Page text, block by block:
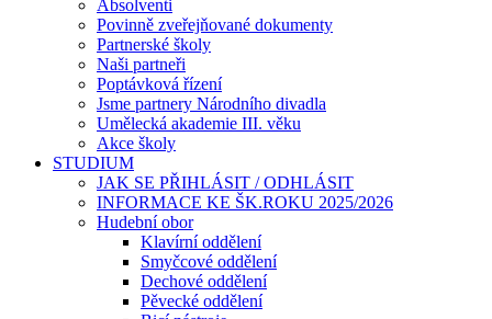
Absolventi
Povinně zveřejňované dokumenty
Partnerské školy
Naši partneři
Poptávková řízení
Jsme partnery Národního divadla
Umělecká akademie III. věku
Akce školy
STUDIUM
JAK SE PŘIHLÁSIT / ODHLÁSIT
INFORMACE KE ŠK.ROKU 2025/2026
Hudební obor
Klavírní oddělení
Smyčcové oddělení
Dechové oddělení
Pěvecké oddělení